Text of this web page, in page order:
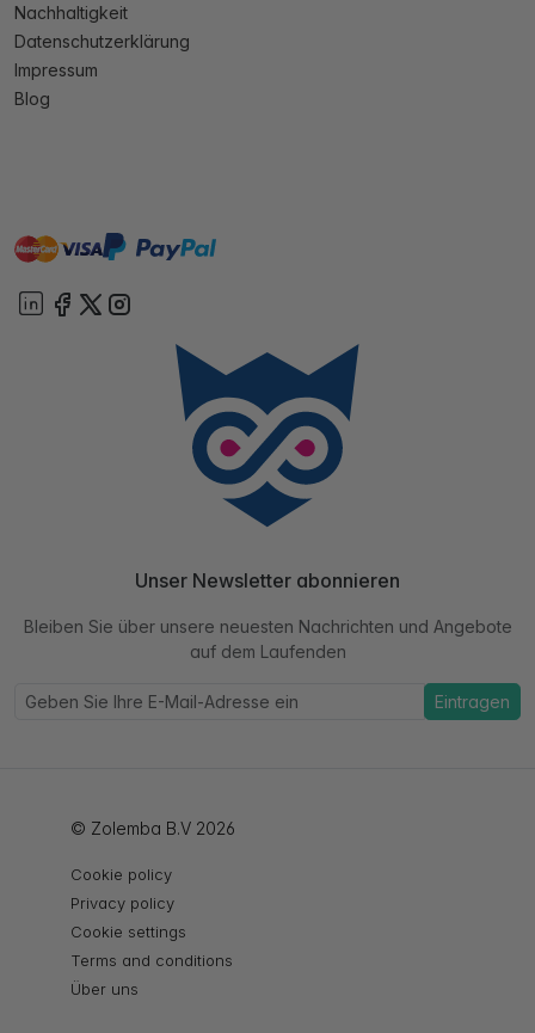
Nachhaltigkeit
Datenschutzerklärung
Impressum
Blog
mastervisa paypal
Unser Newsletter abonnieren
Bleiben Sie über unsere neuesten Nachrichten und Angebote
auf dem Laufenden
Eintragen
© Zolemba B.V 2026
Cookie policy
Privacy policy
Cookie settings
Terms and conditions
Über uns